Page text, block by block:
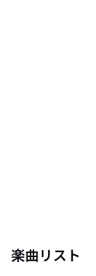
メロ
2019年1月
2019年９月
楽曲リスト